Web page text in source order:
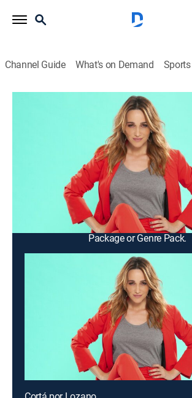
Channel Guide What's on Demand Sports
Cortá por Lozano
Newsmagazine, Interview, Entertainment
Se analizan los temas del día junto a un
reconocidos especialistas. Entrevistas,
sketches, servicios y una sección de
This content is currently unavailable
Package or Genre Pack.